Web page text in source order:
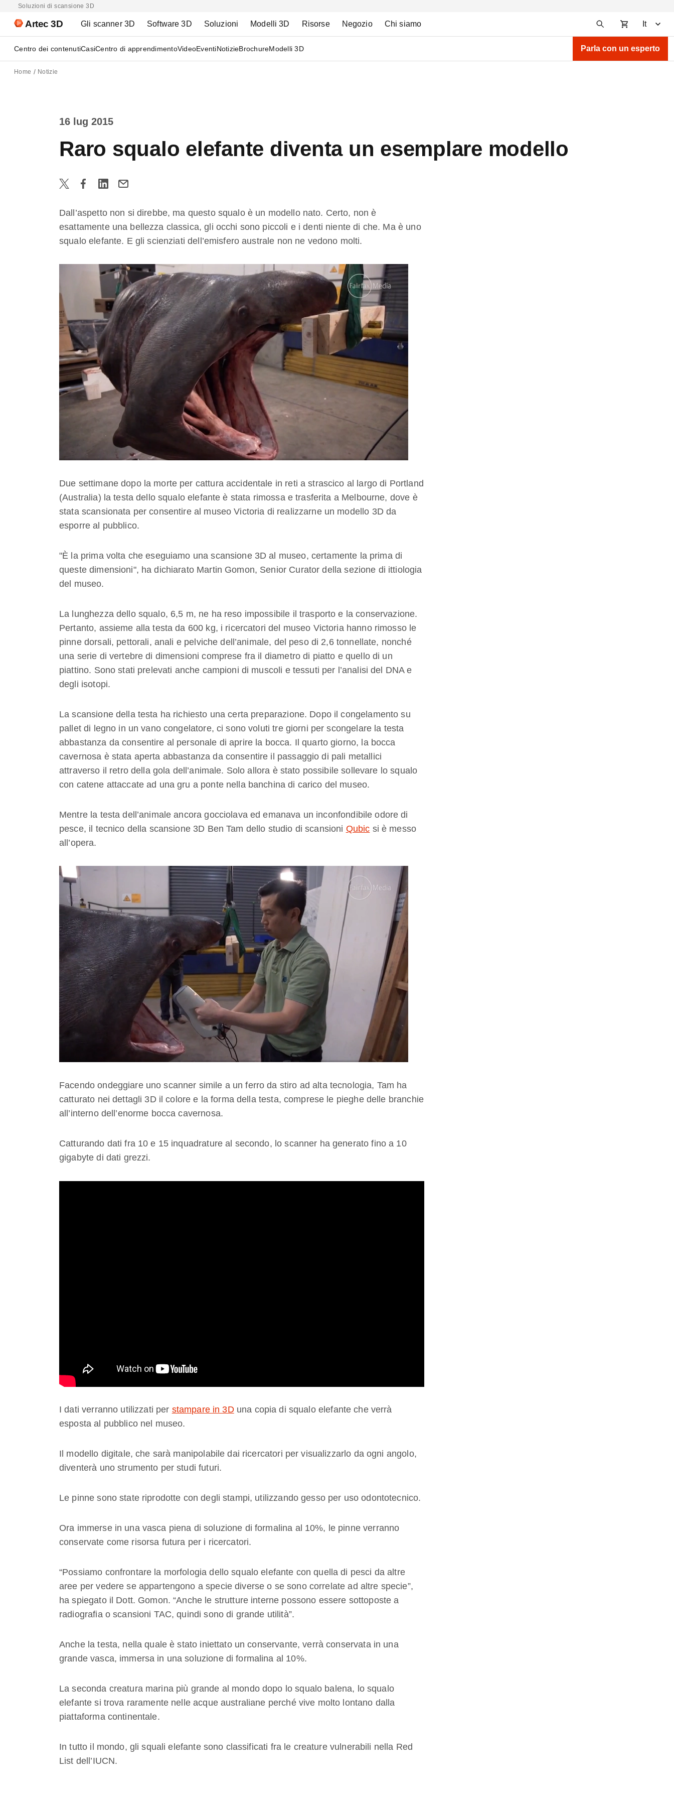
Soluzioni di scansione 3D
Artec 3D Gli scanner 3D Software 3D Soluzioni Modelli 3D Risorse Negozio Chi siamo It
Centro dei contenutiCasiCentro di apprendimentoVideoEventiNotizieBrochureModelli 3D Parla con un esperto
Home Notizie
16 lug 2015
Raro squalo elefante diventa un esemplare modello
Dall’aspetto non si direbbe, ma questo squalo è un modello nato. Certo, non è
esattamente una bellezza classica, gli occhi sono piccoli e i denti niente di che. Ma è uno
squalo elefante. E gli scienziati dell’emisfero australe non ne vedono molti.
Due settimane dopo la morte per cattura accidentale in reti a strascico al largo di Portland
(Australia) la testa dello squalo elefante è stata rimossa e trasferita a Melbourne, dove è
stata scansionata per consentire al museo Victoria di realizzarne un modello 3D da
esporre al pubblico.
"È la prima volta che eseguiamo una scansione 3D al museo, certamente la prima di
queste dimensioni", ha dichiarato Martin Gomon, Senior Curator della sezione di ittiologia
del museo.
La lunghezza dello squalo, 6,5 m, ne ha reso impossibile il trasporto e la conservazione.
Pertanto, assieme alla testa da 600 kg, i ricercatori del museo Victoria hanno rimosso le
pinne dorsali, pettorali, anali e pelviche dell’animale, del peso di 2,6 tonnellate, nonché
una serie di vertebre di dimensioni comprese fra il diametro di piatto e quello di un
piattino. Sono stati prelevati anche campioni di muscoli e tessuti per l’analisi del DNA e
degli isotopi.
La scansione della testa ha richiesto una certa preparazione. Dopo il congelamento su
pallet di legno in un vano congelatore, ci sono voluti tre giorni per scongelare la testa
abbastanza da consentire al personale di aprire la bocca. Il quarto giorno, la bocca
cavernosa è stata aperta abbastanza da consentire il passaggio di pali metallici
attraverso il retro della gola dell’animale. Solo allora è stato possibile sollevare lo squalo
con catene attaccate ad una gru a ponte nella banchina di carico del museo.
Mentre la testa dell’animale ancora gocciolava ed emanava un inconfondibile odore di
pesce, il tecnico della scansione 3D Ben Tam dello studio di scansioni Qubic si è messo
all’opera.
Facendo ondeggiare uno scanner simile a un ferro da stiro ad alta tecnologia, Tam ha
catturato nei dettagli 3D il colore e la forma della testa, comprese le pieghe delle branchie
all’interno dell’enorme bocca cavernosa.
Catturando dati fra 10 e 15 inquadrature al secondo, lo scanner ha generato fino a 10
gigabyte di dati grezzi.
I dati verranno utilizzati per stampare in 3Duna copia di squalo elefante che verrà
esposta al pubblico nel museo.
Il modello digitale, che sarà manipolabile dai ricercatori per visualizzarlo da ogni angolo,
diventerà uno strumento per studi futuri.
Le pinne sono state riprodotte con degli stampi, utilizzando gesso per uso odontotecnico.
Ora immerse in una vasca piena di soluzione di formalina al 10%, le pinne verranno
conservate come risorsa futura per i ricercatori.
“Possiamo confrontare la morfologia dello squalo elefante con quella di pesci da altre
aree per vedere se appartengono a specie diverse o se sono correlate ad altre specie”,
ha spiegato il Dott. Gomon. “Anche le strutture interne possono essere sottoposte a
radiografia o scansioni TAC, quindi sono di grande utilità”.
Anche la testa, nella quale è stato iniettato un conservante, verrà conservata in una
grande vasca, immersa in una soluzione di formalina al 10%.
La seconda creatura marina più grande al mondo dopo lo squalo balena, lo squalo
elefante si trova raramente nelle acque australiane perché vive molto lontano dalla
piattaforma continentale.
In tutto il mondo, gli squali elefante sono classificati fra le creature vulnerabili nella Red
List dell’IUCN.